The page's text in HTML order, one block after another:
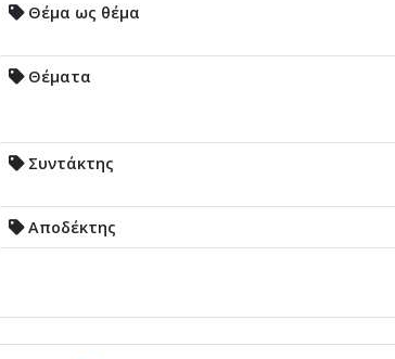
Θέμα ως θέμα
Θέματα
Συντάκτης
Αποδέκτης